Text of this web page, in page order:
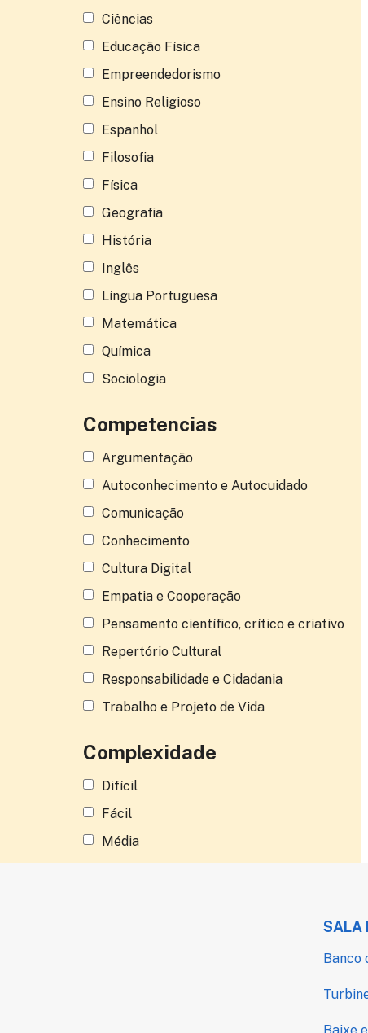
Ciências
Educação Física
Empreendedorismo
Ensino Religioso
Espanhol
Filosofia
Física
Geografia
História
Inglês
Língua Portuguesa
Matemática
Química
Sociologia
Competencias
Argumentação
Autoconhecimento e Autocuidado
Comunicação
Conhecimento
Cultura Digital
Empatia e Cooperação
Pensamento científico, crítico e criativo
Repertório Cultural
Responsabilidade e Cidadania
Trabalho e Projeto de Vida
Complexidade
Difícil
Fácil
Média
SALA
Banco